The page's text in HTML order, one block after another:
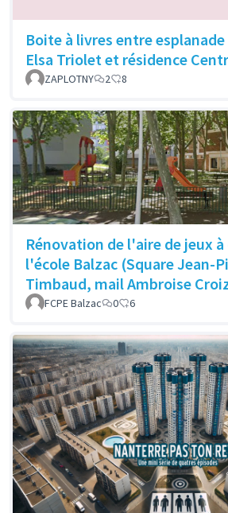
Boite à livres entre
Elsa Triolet et résidence
ZAPLOTNY 2 8
Rénovation de l'aire de jeux
l'école Balzac (Square Jean-
Timbaud, mail Ambroise
FCPE Balzac 0 6